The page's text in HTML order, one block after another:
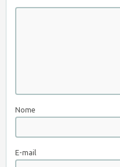
Nome
E-mail